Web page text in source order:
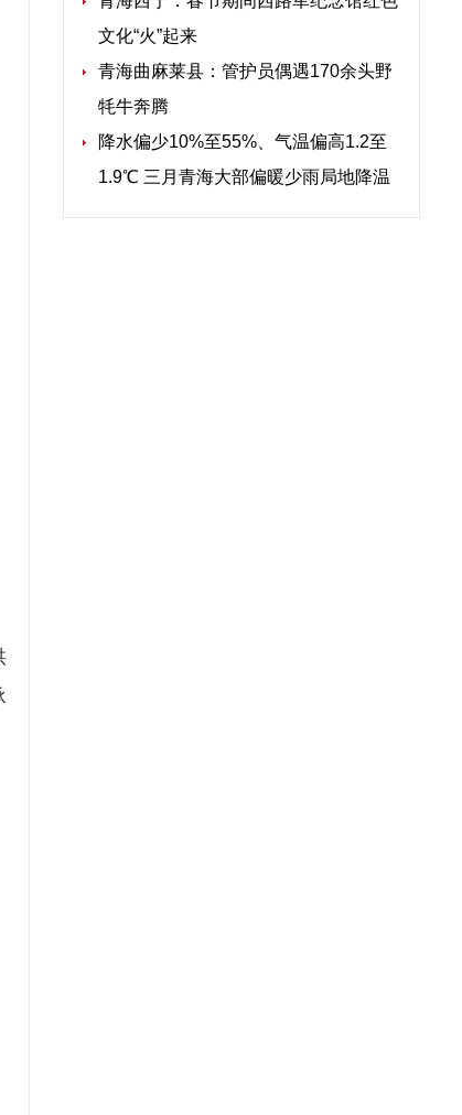
文化“火”起来
青海曲麻莱县：管护员偶遇170余头野
牦牛奔腾
降水偏少10%至55%、气温偏高1.2至
1.9℃ 三月青海大部偏暖少雨局地降温